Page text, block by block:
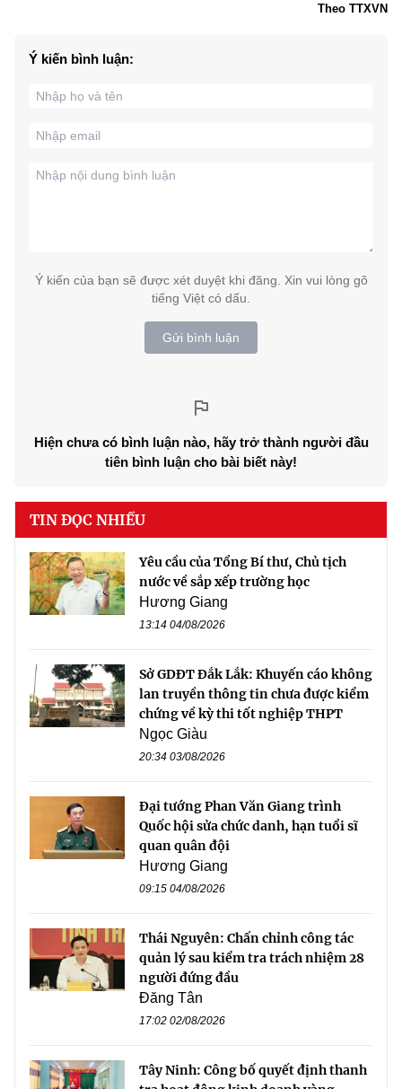
Theo TTXVN
Ý kiến bình luận:
Ý kiến của bạn sẽ được xét duyệt khi đăng. Xin vui lòng gõ
tiếng Việt có dấu.
Gửi bình luận
Hiện chưa có bình luận nào, hãy trở thành người đầu
tiên bình luận cho bài biết này!
TIN ĐỌC NHIỀU
Yêu cầu của Tổng Bí thư, Chủ tịch
nước về sắp xếp trường học
Hương Giang
13:14 04/08/2026
Sở GDĐT Đắk Lắk: Khuyến cáo không
lan truyền thông tin chưa được kiểm
chứng về kỳ thi tốt nghiệp THPT
Ngọc Giàu
20:34 03/08/2026
Đại tướng Phan Văn Giang trình
Quốc hội sửa chức danh, hạn tuổi sĩ
quan quân đội
Hương Giang
09:15 04/08/2026
Thái Nguyên: Chấn chỉnh công tác
quản lý sau kiểm tra trách nhiệm 28
người đứng đầu
Đăng Tân
17:02 02/08/2026
Tây Ninh: Công bố quyết định thanh